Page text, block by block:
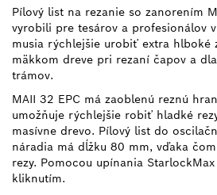
Pílový list na rezanie so zanorením
vyrobili pre tesárov a profesionálov
musia rýchlejšie urobiť extra hlboké
mäkkom dreve pri rezaní čapov a
trámov.
MAII 32 EPC má zaoblenú reznú
umožňuje rýchlejšie robiť hladké
masívne drevo. Pílový list do
náradia má dĺžku 80 mm, vďaka
rezy. Pomocou upínania
kliknutím.